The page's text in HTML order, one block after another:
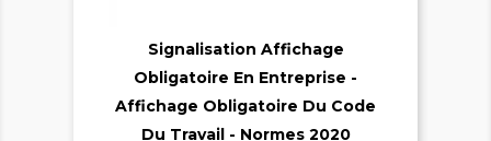

Signalisation Affichage
Obligatoire En Entreprise -
Affichage Obligatoire Du Code
Du Travail - Normes 2020